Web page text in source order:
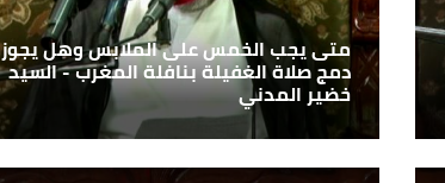
متى يجب الخمس على الملابس وهل يجوز
دمج صلاة الغفيلة بنافلة المغرب - السيد
خضير المدني